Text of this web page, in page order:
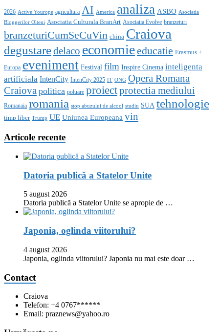
2026 Active Yourope agricultura AI America analiza ASBO Asociatia
Bloggerilor Olteni Asociatia Culturala BranArt Asociatia Evolve branzeturi
branzeturiCumSeCuVin china Craiova
degustaredelaco economieeducatie Erasmus +
Europa eveniment Festival film Inspire Cinema inteligenta
artificiala IntenCity IntenCity 2025 IT ONG Opera Romana
Craiova politica poluare proiectprotectia mediului
Romanaia romania stop abuzului de alcool studiu SUA tehnologie
timp liber Trump UE Uniunea Europeana vin
Articole recente
Datoria publică a Statelor Unite
5 august 2026
Datoria publică a Statelor Unite se apropie de …
Japonia, oglinda viitorului?
4 august 2026
Japonia, oglinda viitorului? Japonia nu mai este doar …
Contact
Craiova
Telefon: +4 0767******
Email: praznews@yahoo.ro